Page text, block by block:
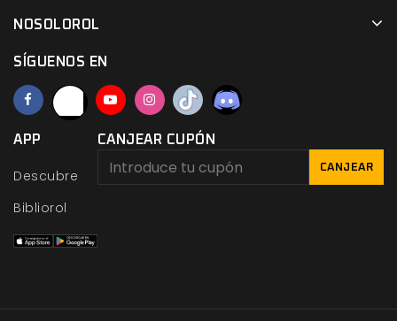
NOSOLOROL
SÍGUENOS EN
APP
Descubre
Bibliorol
CANJEAR CUPÓN
CANJEAR